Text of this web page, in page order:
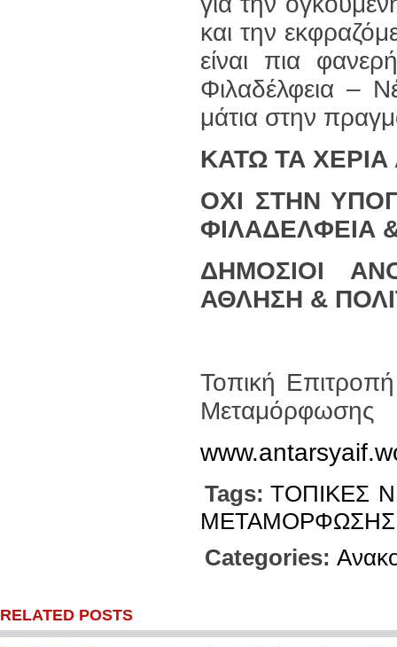
και την
είναι πια
Φιλαδέλφεια –
μάτια στην
ΚΑΤΩ ΤΑ
ΟΧΙ ΣΤΗΝ
ΦΙΛΑΔΕΛΦΕΙΑ
ΔΗΜΟΣΙΟΙ
ΑΘΛΗΣΗ &
Τοπική
Μεταμόρφωσης
Tags: ΤΟΠΙΚΕΣ
ΜΕΤΑΜΟΡΦΩΣΗΣ
Categories:
RELATED POSTS